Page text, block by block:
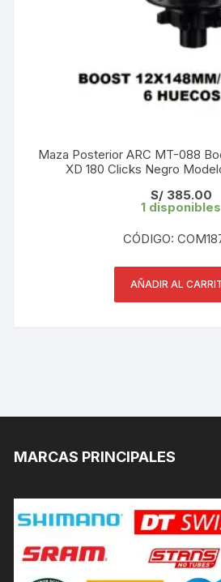
Maza Posterior ARC MT-088
XD 180 Clicks Negro
S/385.00
1 disponibles
CÓDIGO:
AÑADIR AL
MARCAS PRINCIPALES